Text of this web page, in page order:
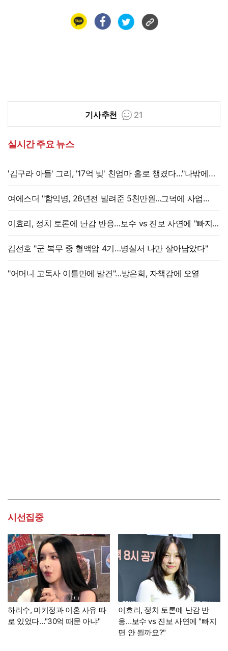
기사추천 21
실시간 주요 뉴스
'김구라 아들' 그리, '17억 빚' 친엄마 홀로 챙겼다…"나밖에
없어, 연락 꾸준히 하는 중"
여에스더 "함익병, 26년전 빌려준 5천만원...그덕에 사업
시작"
이효리, 정치 토론에 난감 반응…보수 vs 진보 사연에 "빠지면
안 될까요?"
김선호 "군 복무 중 혈액암 4기…병실서 나만 살아남았다"
"어머니 고독사 이틀만에 발견"…방은희, 자책감에 오열
시선집중
하리수, 미키정과 이혼 사유 따
로 있었다…"30억 때문 아냐"
이효리, 정치 토론에 난감 반
응…보수 vs 진보 사연에 "빠지
면 안 될까요?"